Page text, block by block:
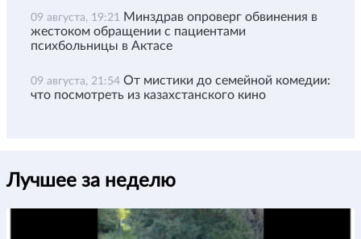
09 августа, 19:21 Минздрав опроверг обвинения в
жестоком обращении с пациентами
психбольницы в Актасе
09 августа, 21:54 От мистики до семейной комедии:
что посмотреть из казахстанского кино
Лучшее за неделю